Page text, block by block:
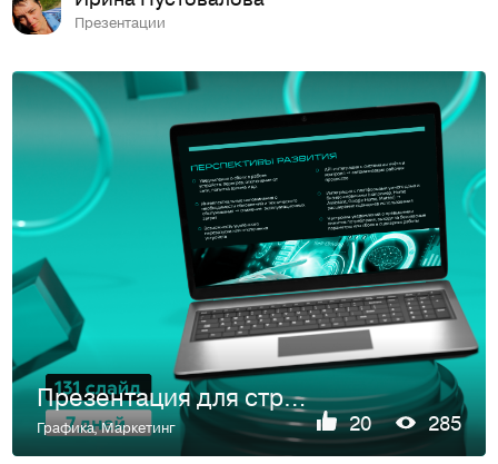
Презентации
Презентация для стратегии продвижения смарт-устройств
Графика,Маркетинг 20 285